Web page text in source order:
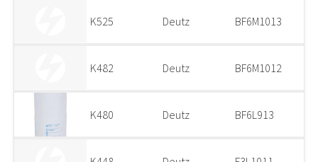
K525 Deutz BF6M1013
K482 Deutz BF6M1012
K480 Deutz BF6L913